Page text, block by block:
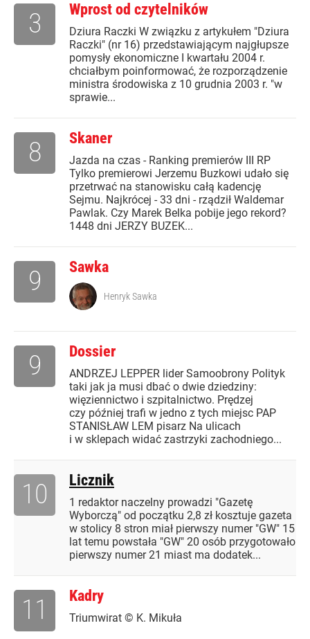
Wprost od czytelników
Dziura Raczki W związku z artykułem "Dziura
Raczki" (nr 16) przedstawiającym najgłupsze
pomysły ekonomiczne I kwartału 2004 r.
chciałbym poinformować, że rozporządzenie
ministra środowiska z 10 grudnia 2003 r. "w
sprawie...
3
Skaner
Jazda na czas - Ranking premierów III RP
Tylko premierowi Jerzemu Buzkowi udało się
przetrwać na stanowisku całą kadencję
Sejmu. Najkrócej - 33 dni - rządził Waldemar
Pawlak. Czy Marek Belka pobije jego rekord?
1448 dni JERZY BUZEK...
8
Sawka
9 Henryk Sawka
Dossier
ANDRZEJ LEPPER lider Samoobrony Polityk
taki jak ja musi dbać o dwie dziedziny:
więziennictwo i szpitalnictwo. Prędzej
czy później trafi w jedno z tych miejsc PAP
STANISŁAW LEM pisarz Na ulicach
i w sklepach widać zastrzyki zachodniego...
9
Licznik
1 redaktor naczelny prowadzi "Gazetę
Wyborczą" od początku 2,8 zł kosztuje gazeta
w stolicy 8 stron miał pierwszy numer "GW" 15
lat temu powstała "GW" 20 osób przygotowało
pierwszy numer 21 miast ma dodatek...
10
Kadry
Triumwirat © K. Mikuła
11